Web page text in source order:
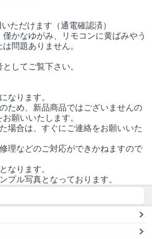
ただけます（通電確認済）
かなゆがみ、リモコンに黄ばみやう
問題ありません。
してご覧下さい。
なります。
ため、新品商品ではございませんの
願いいたします。
場合は、すぐにご連絡をお願いいた
理などのご対応ができかねますので
なります。
プル写真となっております。